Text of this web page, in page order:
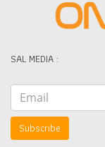
SAL MEDIA :
Subscribe